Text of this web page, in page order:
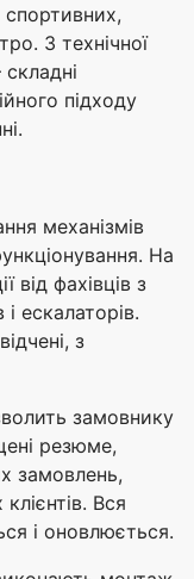
З технічної
підходу
механізмів
На
від фахівців з
ескалаторів.
з
замовнику
резюме,
замовлень,
Вся
і оновлюється.